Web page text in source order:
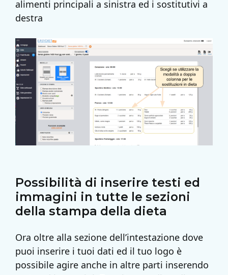
alimenti principali a sinistra ed i sostitutivi a
destra
Possibilità di inserire testi ed
immagini in tutte le sezioni
della stampa della dieta
Ora oltre alla sezione dell’intestazione dove
puoi inserire i tuoi dati ed il tuo logo è
possibile agire anche in altre parti inserendo